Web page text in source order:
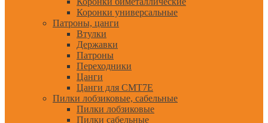
Коронки универсальные
Патроны, цанги
Втулки
Державки
Патроны
Переходники
Цанги
Цанги для CMT7E
Пилки лобзиковые, сабельные
Пилки лобзиковые
Пилки сабельные